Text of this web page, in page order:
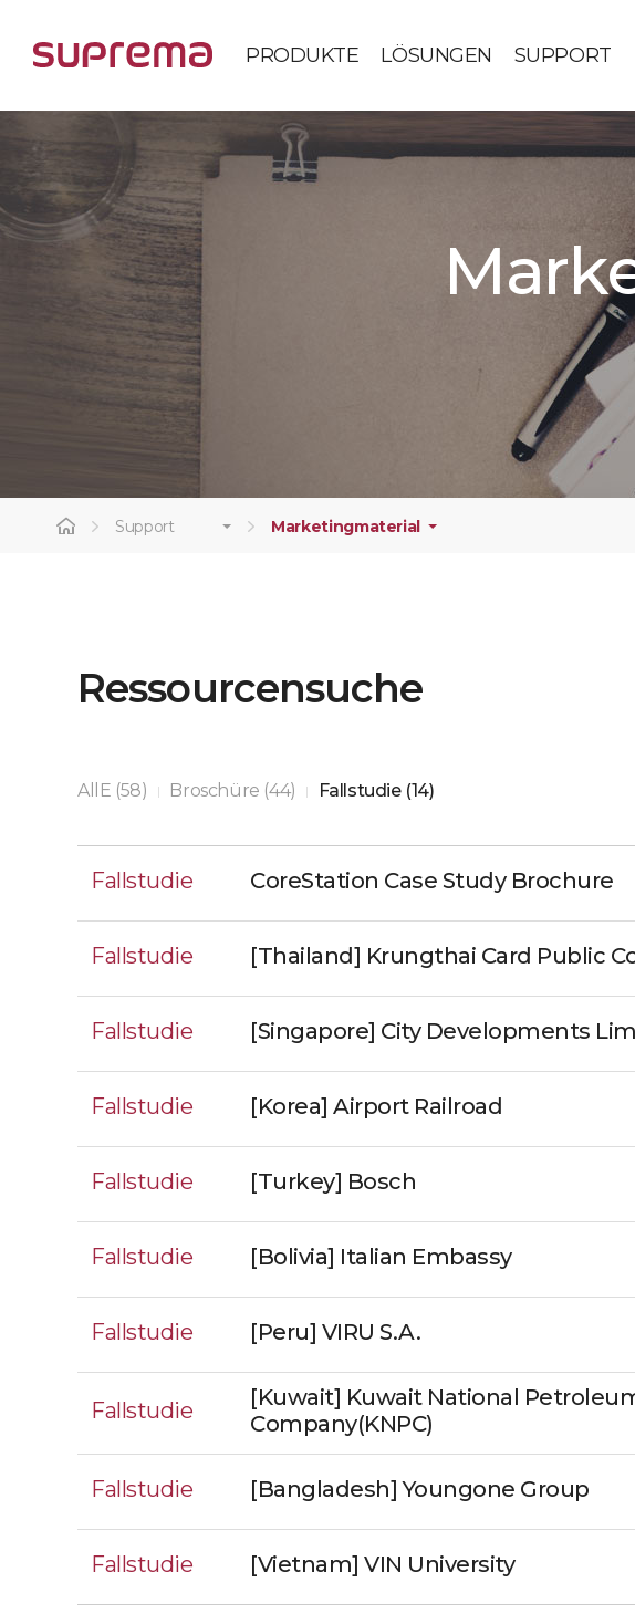
PRODUKTE LÖSUNGEN SUPPORT
Support Marketingmaterial
Ressourcensuche
AllE (58) | Broschüre (44) |
Fallstudie (14)
Fallstudie CoreStation Case Study Brochure
Fallstudie [Thailand] Krungthai Card Public
Fallstudie [Singapore] City Developments
Fallstudie [Korea] Airport Railroad
Fallstudie [Turkey] Bosch
Fallstudie [Bolivia] Italian Embassy
Fallstudie [Peru] VIRU S.A.
Fallstudie
[Kuwait] Kuwait National
Company(KNPC)
Fallstudie [Bangladesh] Youngone Group
Fallstudie [Vietnam] VIN University